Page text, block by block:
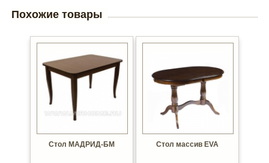
Похожие товары
Стол МАДРИД-БМ Стол массив EVA